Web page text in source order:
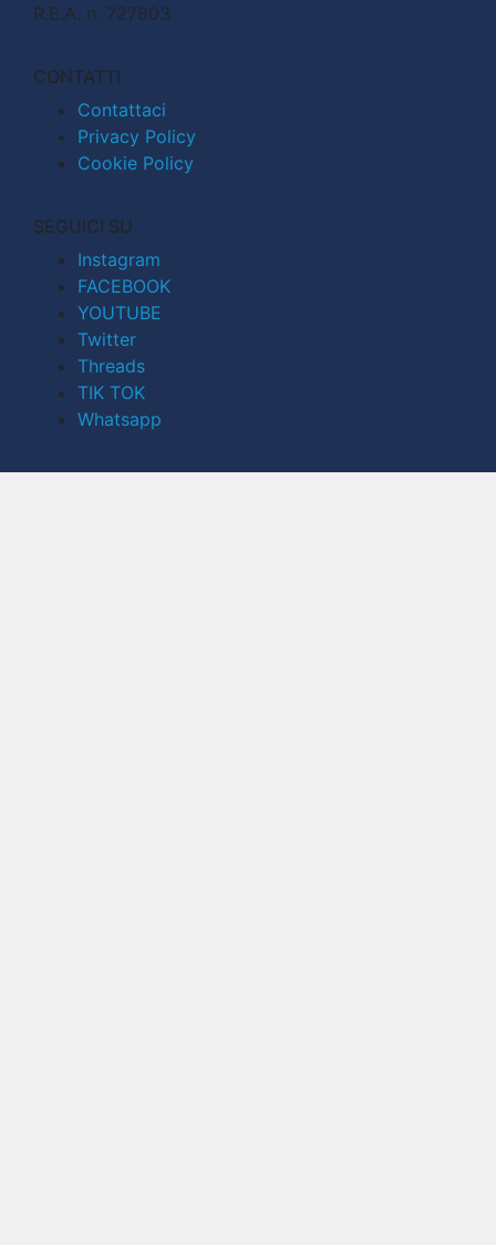
R.E.A. n. 727803
CONTATTI
Contattaci
Privacy Policy
Cookie Policy
SEGUICI SU
Instagram
FACEBOOK
YOUTUBE
Twitter
Threads
TIK TOK
Whatsapp